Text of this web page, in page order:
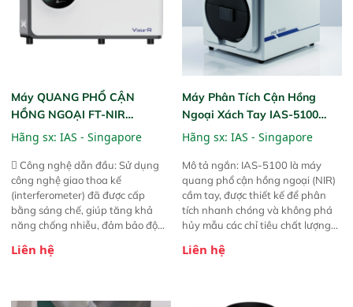
Máy QUANG PHỔ CẬN
HỒNG NGOẠI FT-NIR
Analyzer Vista-R
Hãng sx: IAS - Singapore
 Công nghệ dẫn đầu: Sử dụng
công nghệ giao thoa kế
(interferometer) đã được cấp
bằng sáng chế, giúp tăng khả
năng chống nhiễu, đảm bảo độ
Phạm vi ứng dụng rộng: Đáp ứng
ngành công nghiệp khác nhau. 
Liên hệ
Máy Phân Tích Cận Hồng
Ngoại Xách Tay IAS-5100
(Portable NIR Analyzer)
Hãng sx: IAS - Singapore
Mô tả ngắn: IAS-5100 là máy
quang phổ cận hồng ngoại (NIR)
cầm tay, được thiết kế để phân
tích nhanh chóng và không phá
hủy mẫu các chỉ tiêu chất lượng
Thiết bị linh hoạt cho nhiều kịch
trực tiếp ngoài đồng ruộng.
Liên hệ